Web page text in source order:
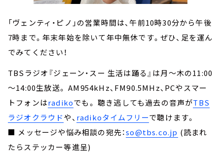
「ヴェンティ・ピノ」の営業時間は、午前10時30分から午後
7時まで。年末年始を除いて年中無休です。ぜひ、足を運ん
でみてください！
TBSラジオ『ジェーン・スー 生活は踊る』は月～木の11:00
～14:00生放送。 AM954kHz、FM90.5MHz、PCやスマー
トフォンはradikoでも。 聴き逃しても過去の音声がTBS
ラジオクラウドや、 radikoタイムフリーで聴けます。
■ メッセージや悩み相談の宛先：so@tbs.co.jp (読まれ
たらステッカー等進呈)